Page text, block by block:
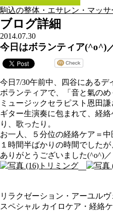
駒込の整体・エサレン・マッ
ブログ詳細
2014.07.30
今日はボランティア
今日7/30午前中、四谷にあるデ
ボランティアで、「音と氣の
ミュージックセラピスト恩田
ギター生演奏に包まれて、経
り、歌ったり。
お一人、５分位の経絡ケア＝
１時間半ばかりの時間でした
ありがとうございました(^o^)／
リラクゼーション・アーユル
スペシャル カイロケア・経絡